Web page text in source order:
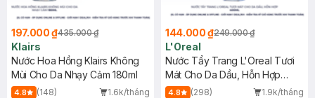
197.000 ₫435.000 ₫
Klairs
Nước Hoa Hồng Klairs Không
Mùi Cho Da Nhạy Cảm 180ml
4.8 (148)
1.6k/tháng
144.000 ₫249.000 ₫
L'Oreal
Nước Tẩy Trang L'Oreal Tươi
Mát Cho Da Dầu, Hỗn Hợp
400ml
4.8 (298)
1.9k/tháng